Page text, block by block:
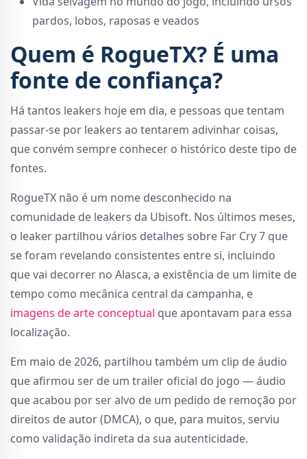
pardos, lobos, raposas e veados
Quem é RogueTX? É uma
fonte de confiança?
Há tantos leakers hoje em dia, e pessoas que tentam
passar-se por leakers ao tentarem adivinhar coisas,
que convém sempre conhecer o histórico deste tipo de
fontes.
RogueTX não é um nome desconhecido na
comunidade de leakers da Ubisoft. Nos últimos meses,
o leaker partilhou vários detalhes sobre Far Cry 7 que
se foram revelando consistentes entre si, incluindo
que vai decorrer no Alasca, a existência de um limite de
tempo como mecânica central da campanha, e
imagens de arte conceptual que apontavam para essa
localização.
Em maio de 2026, partilhou também um clip de áudio
que afirmou ser de um trailer oficial do jogo — áudio
que acabou por ser alvo de um pedido de remoção por
direitos de autor (DMCA), o que, para muitos, serviu
como validação indireta da sua autenticidade.